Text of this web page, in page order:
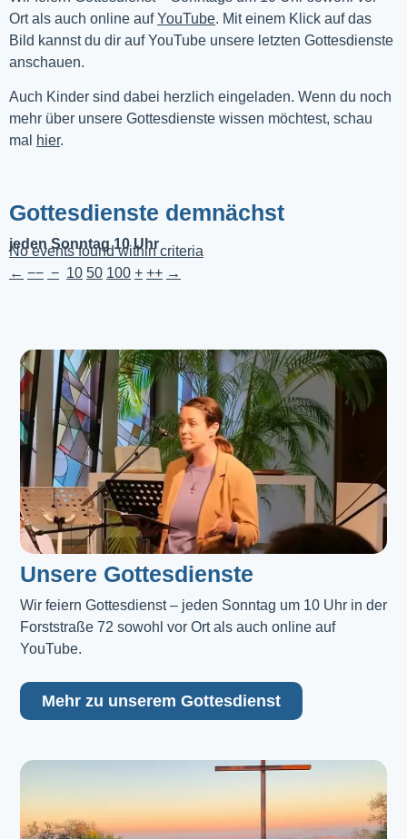
Ort als auch online auf YouTube. Mit einem Klick auf das
Bild kannst du dir auf YouTube unsere letzten Gottesdienste
anschauen.
Auch Kinder sind dabei herzlich eingeladen. Wenn du noch
mehr über unsere Gottesdienste wissen möchtest, schau
mal
hier.
Gottesdienste demnächst
jeden Sonntag 10 Uhr
No events found within criteria
← −− − 10 50 100 + ++ →
Unsere Gottesdienste
Wir feiern Gottesdienst – jeden Sonntag um 10 Uhr in der
Forststraße 72 sowohl vor Ort als auch online auf
YouTube.
Mehr zu unserem Gottesdienst